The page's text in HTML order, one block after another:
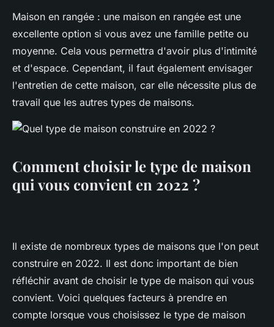
Maison en rangée : une maison en rangée est une
excellente option si vous avez une famille petite ou
moyenne. Cela vous permettra d'avoir plus d'intimité
et d'espace. Cependant, il faut également envisager
l'entretien de cette maison, car elle nécessite plus de
travail que les autres types de maisons.
Comment choisir le type de maison
qui vous convient en 2022 ?
Il existe de nombreux types de maisons que l'on peut
construire en 2022. Il est donc important de bien
réfléchir avant de choisir le type de maison qui vous
convient. Voici quelques facteurs à prendre en
compte lorsque vous choisissez le type de maison